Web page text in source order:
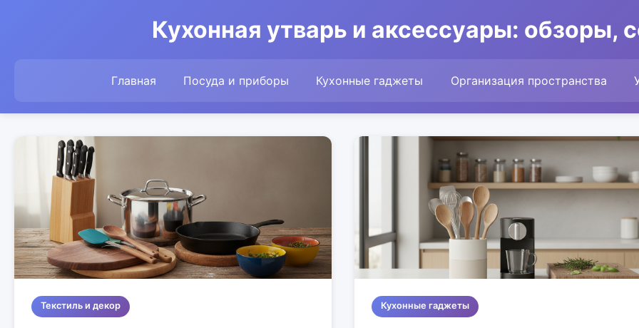
Кухонная утварь и аксессуары: обзоры,
Главная Посуда и приборы Кухонные гаджеты Организация пространства
Текстиль и декор Кухонные гаджеты